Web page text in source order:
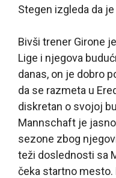
Stegen izgleda da
Bivši trener Girone
Lige i njegova
danas, on je dobro
da se razmeta u
diskretan o svojoj
Mannschaft je
sezone zbog
teži doslednosti sa
čeka startno